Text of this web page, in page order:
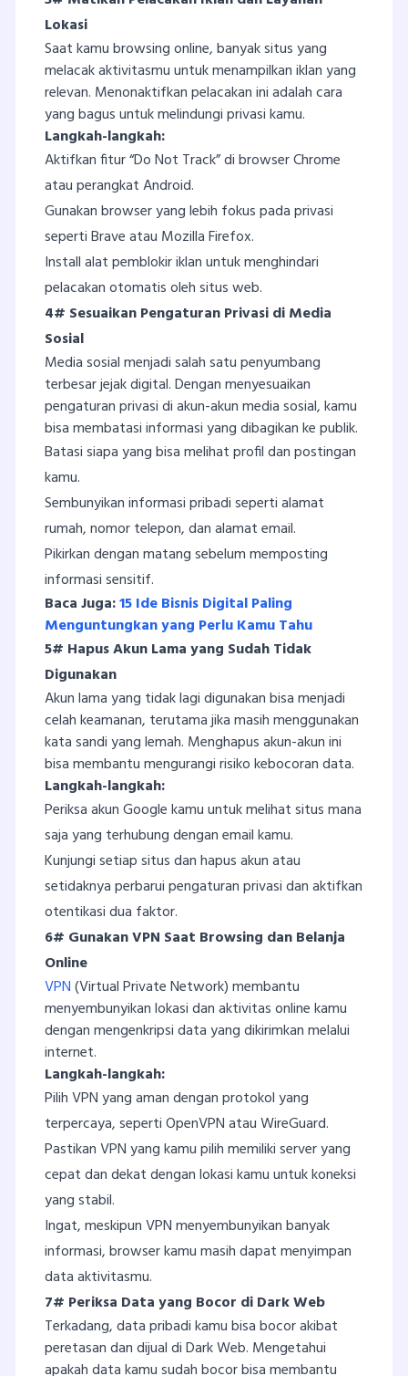
Lokasi
Saat kamu browsing online, banyak situs yang
melacak aktivitasmu untuk menampilkan iklan yang
relevan. Menonaktifkan pelacakan ini adalah cara
yang bagus untuk melindungi privasi kamu.
Langkah-langkah:
Aktifkan fitur “Do Not Track” di browser Chrome
atau perangkat Android.
Gunakan browser yang lebih fokus pada privasi
seperti Brave atau Mozilla Firefox.
Install alat pemblokir iklan untuk menghindari
pelacakan otomatis oleh situs web.
4# Sesuaikan Pengaturan Privasi di Media
Sosial
Media sosial menjadi salah satu penyumbang
terbesar jejak digital. Dengan menyesuaikan
pengaturan privasi di akun-akun media sosial, kamu
bisa membatasi informasi yang dibagikan ke publik.
Batasi siapa yang bisa melihat profil dan postingan
kamu.
Sembunyikan informasi pribadi seperti alamat
rumah, nomor telepon, dan alamat email.
Pikirkan dengan matang sebelum memposting
informasi sensitif.
Baca Juga:15 Ide Bisnis Digital Paling
Menguntungkan yang Perlu Kamu Tahu
5# Hapus Akun Lama yang Sudah Tidak
Digunakan
Akun lama yang tidak lagi digunakan bisa menjadi
celah keamanan, terutama jika masih menggunakan
kata sandi yang lemah. Menghapus akun-akun ini
bisa membantu mengurangi risiko kebocoran data.
Langkah-langkah:
Periksa akun Google kamu untuk melihat situs mana
saja yang terhubung dengan email kamu.
Kunjungi setiap situs dan hapus akun atau
setidaknya perbarui pengaturan privasi dan aktifkan
otentikasi dua faktor.
6# Gunakan VPN Saat Browsing dan Belanja
Online
VPN(Virtual Private Network) membantu
menyembunyikan lokasi dan aktivitas online kamu
dengan mengenkripsi data yang dikirimkan melalui
internet.
Langkah-langkah:
Pilih VPN yang aman dengan protokol yang
terpercaya, seperti OpenVPN atau WireGuard.
Pastikan VPN yang kamu pilih memiliki server yang
cepat dan dekat dengan lokasi kamu untuk koneksi
yang stabil.
Ingat, meskipun VPN menyembunyikan banyak
informasi, browser kamu masih dapat menyimpan
data aktivitasmu.
7# Periksa Data yang Bocor di Dark Web
Terkadang, data pribadi kamu bisa bocor akibat
peretasan dan dijual di Dark Web. Mengetahui
apakah data kamu sudah bocor bisa membantu